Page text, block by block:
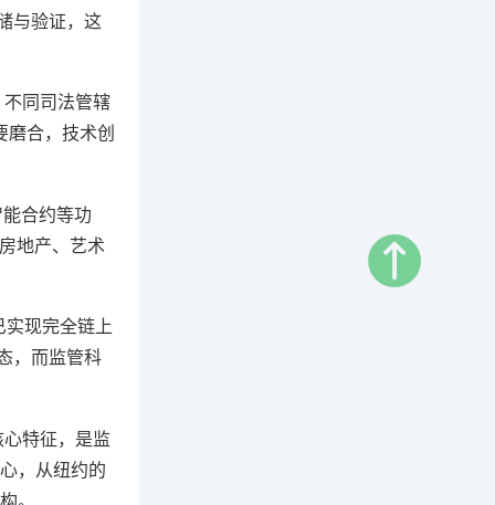
与验证，这
同司法管辖
合，技术创
合约等功
地产、艺术
实现完全链上
，而监管科
特征，是监
，从纽约的
。